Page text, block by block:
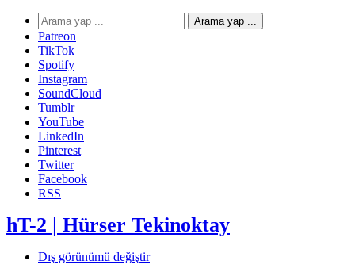
Arama yap ...
Patreon
TikTok
Spotify
Instagram
SoundCloud
Tumblr
YouTube
LinkedIn
Pinterest
Twitter
Facebook
RSS
hT-2 | Hürser Tekinoktay
Dış görünümü değiştir